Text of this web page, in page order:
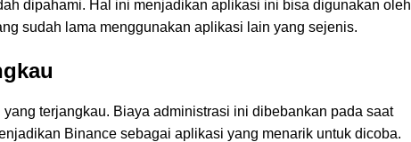
dipahami. Hal ini menjadikan aplikasi ini bisa digunakan oleh
sudah lama menggunakan aplikasi lain yang sejenis.
terjangkau. Biaya administrasi ini dibebankan pada saat
Binance sebagai aplikasi yang menarik untuk dicoba.